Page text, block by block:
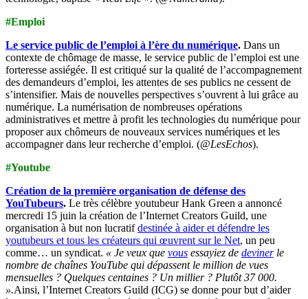
#Emploi
Le service public de l’emploi à l’ère du numérique. Dans un
contexte de chômage de masse, le service public de l’emploi est une
forteresse assiégée. Il est critiqué sur la qualité de l’accompagnement
des demandeurs d’emploi, les attentes de ses publics ne cessent de
s’intensifier. Mais de nouvelles perspectives s’ouvrent à lui grâce au
numérique. La numérisation de nombreuses opérations
administratives et mettre à profit les technologies du numérique pour
proposer aux chômeurs de nouveaux services numériques et les
accompagner dans leur recherche d’emploi. (@LesEchos).
#Youtube
Création de la première organisation de défense des
YouTubeurs. Le très célèbre youtubeur Hank Green a annoncé
mercredi 15 juin la création de l’Internet Creators Guild, une
organisation à but non lucratifdestinée à aider et défendre les
youtubeurs et tous les créateurs qui œuvrent sur le Net, un peu
comme… un syndicat. « Je veux que vous essayiez de devinerle
nombre de chaînes YouTube qui dépassent le million de vues
mensuelles ? Quelques centaines ? Un millier ? Plutôt 37 000.
».Ainsi, l’Internet Creators Guild (ICG) se donne pour but d’aider